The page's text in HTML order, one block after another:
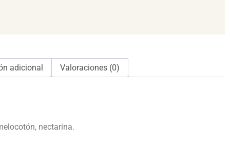
adicional Valoraciones (0)
nectarina.